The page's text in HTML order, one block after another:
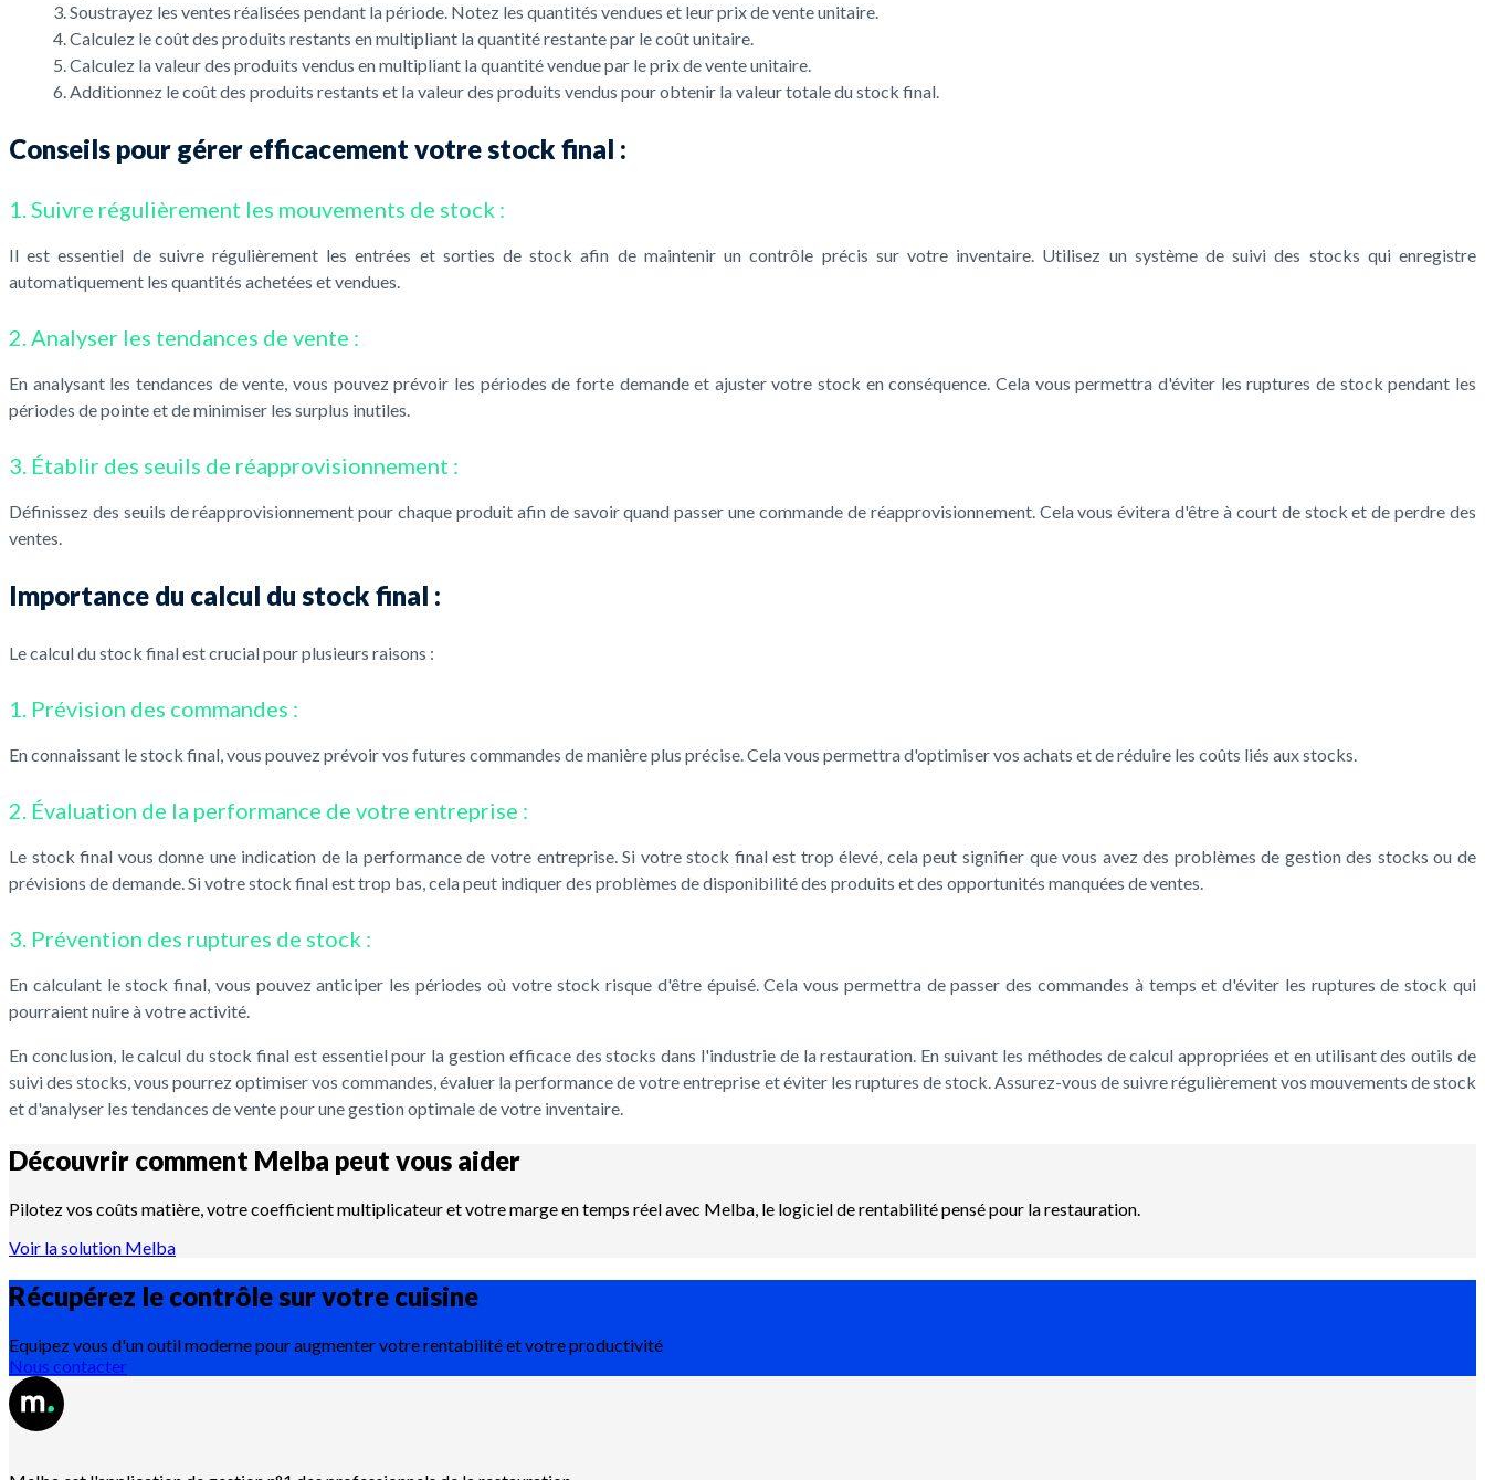
Soustrayez les ventes réalisées pendant la période. Notez les quantités vendues et leur prix de vente unitaire.
Calculez le coût des produits restants en multipliant la quantité restante par le coût unitaire.
Calculez la valeur des produits vendus en multipliant la quantité vendue par le prix de vente unitaire.
Additionnez le coût des produits restants et la valeur des produits vendus pour obtenir la valeur totale du stock final.
Conseils pour gérer efficacement votre stock final :
1. Suivre régulièrement les mouvements de stock :
Il est essentiel de suivre régulièrement les entrées et sorties de stock afin de maintenir un contrôle précis sur votre inventaire. Utilisez un système de suivi des stocks qui enregistre
automatiquement les quantités achetées et vendues.
2. Analyser les tendances de vente :
En analysant les tendances de vente, vous pouvez prévoir les périodes de forte demande et ajuster votre stock en conséquence. Cela vous permettra d'éviter les ruptures de stock pendant les
périodes de pointe et de minimiser les surplus inutiles.
3. Établir des seuils de réapprovisionnement :
Définissez des seuils de réapprovisionnement pour chaque produit afin de savoir quand passer une commande de réapprovisionnement. Cela vous évitera d'être à court de stock et de perdre des
ventes.
Importance du calcul du stock final :
Le calcul du stock final est crucial pour plusieurs raisons :
1. Prévision des commandes :
En connaissant le stock final, vous pouvez prévoir vos futures commandes de manière plus précise. Cela vous permettra d'optimiser vos achats et de réduire les coûts liés aux stocks.
2. Évaluation de la performance de votre entreprise :
Le stock final vous donne une indication de la performance de votre entreprise. Si votre stock final est trop élevé, cela peut signifier que vous avez des problèmes de gestion des stocks ou de
prévisions de demande. Si votre stock final est trop bas, cela peut indiquer des problèmes de disponibilité des produits et des opportunités manquées de ventes.
3. Prévention des ruptures de stock :
En calculant le stock final, vous pouvez anticiper les périodes où votre stock risque d'être épuisé. Cela vous permettra de passer des commandes à temps et d'éviter les ruptures de stock qui
pourraient nuire à votre activité.
En conclusion, le calcul du stock final est essentiel pour la gestion efficace des stocks dans l'industrie de la restauration. En suivant les méthodes de calcul appropriées et en utilisant des outils de
suivi des stocks, vous pourrez optimiser vos commandes, évaluer la performance de votre entreprise et éviter les ruptures de stock. Assurez-vous de suivre régulièrement vos mouvements de stock
et d'analyser les tendances de vente pour une gestion optimale de votre inventaire.
Découvrir comment Melba peut vous aider
Pilotez vos coûts matière, votre coefficient multiplicateur et votre marge en temps réel avec Melba, le logiciel de rentabilité pensé pour la restauration.
Voir la solution Melba
Récupérez le contrôle sur votre cuisine
Equipez vous d'un outil moderne pour augmenter votre rentabilité et votre productivité
Nous contacter